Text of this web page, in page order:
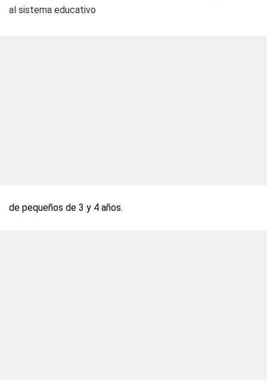
al sistema educativo
de pequeños de 3 y 4 años.